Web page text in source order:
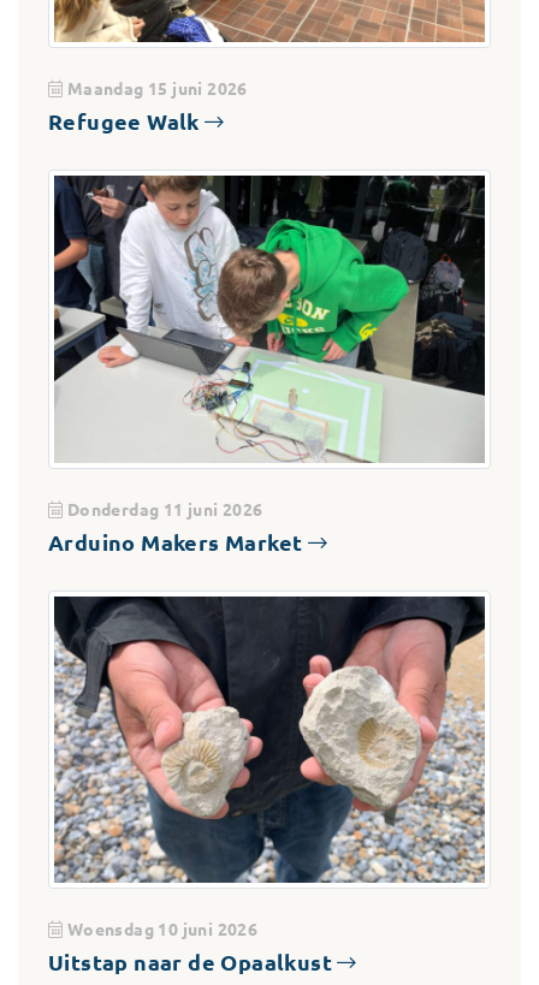
Maandag 15 juni 2026
Refugee Walk
Donderdag 11 juni 2026
Arduino Makers Market
Woensdag 10 juni 2026
Uitstap naar de Opaalkust